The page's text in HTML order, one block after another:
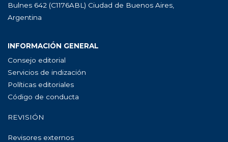
Bulnes 642 (C1176ABL) Ciudad de Buenos Aires,
Argentina
INFORMACIÓN GENERAL
Consejo editorial
Servicios de indización
Políticas editoriales
Código de conducta
REVISIÓN
Revisores externos